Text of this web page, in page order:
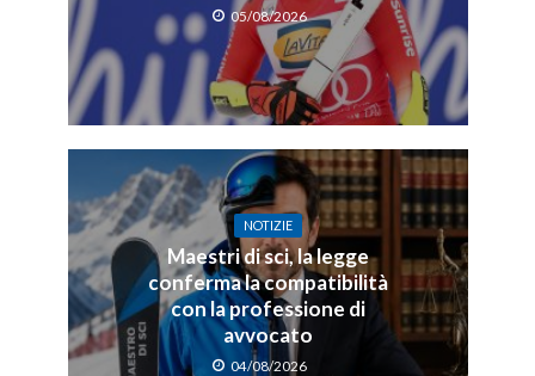
05/08/2026
NOTIZIE
Maestri di sci, la legge
conferma la compatibilità
con la professione di
avvocato
04/08/2026